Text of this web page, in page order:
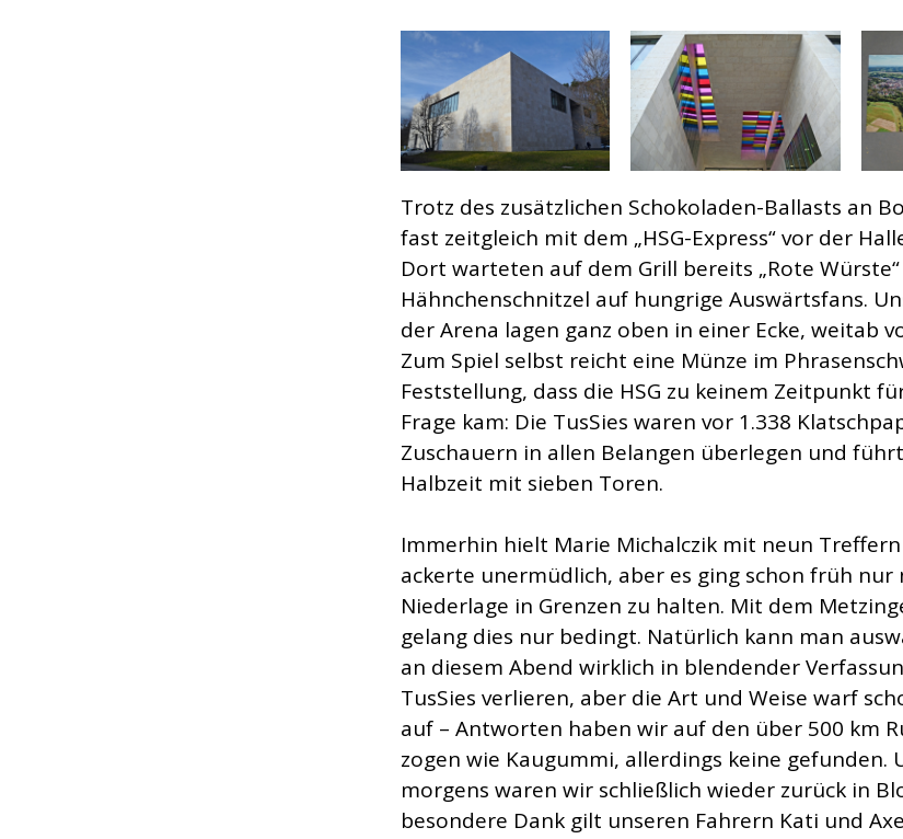
Trotz des zusätzlichen Schokoladen-Ballasts an
fast zeitgleich mit dem „HSG-Express“ vor der
Dort warteten auf dem Grill bereits „Rote
Hähnchenschnitzel auf hungrige Auswärtsfans.
der Arena lagen ganz oben in einer Ecke, weitab
Zum Spiel selbst reicht eine Münze im
Feststellung, dass die HSG zu keinem Zeitpunkt
Frage kam: Die TusSies waren vor 1.338
Zuschauern in allen Belangen überlegen und
Halbzeit mit sieben Toren.
Immerhin hielt Marie Michalczik mit neun
ackerte unermüdlich, aber es ging schon früh nur
Niederlage in Grenzen zu halten. Mit dem
gelang dies nur bedingt. Natürlich kann man
an diesem Abend wirklich in blendender
TusSies verlieren, aber die Art und Weise warf
auf – Antworten haben wir auf den über 500 km
zogen wie Kaugummi, allerdings keine gefunden.
morgens waren wir schließlich wieder zurück in
besondere Dank gilt unseren Fahrern Kati und